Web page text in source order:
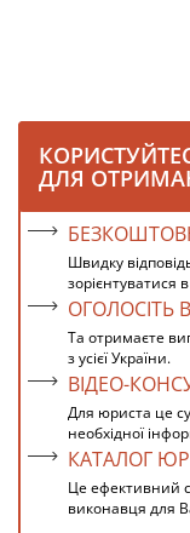
ДЛЯ
Швидку
зорієнтуватися
ОГОЛОСІТЬ
Та отримаєте
з усієї України.
ВІДЕО-
Для юриста це
необхідної
КАТАЛОГ
Це ефективний
виконавця для